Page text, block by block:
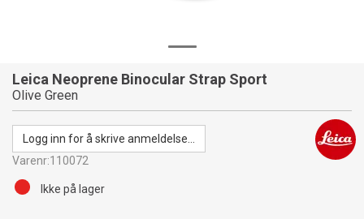
Leica Neoprene Binocular Strap Sport
Olive Green
Logg inn for å skrive anmeldelse...
Varenr:110072
Ikke på lager